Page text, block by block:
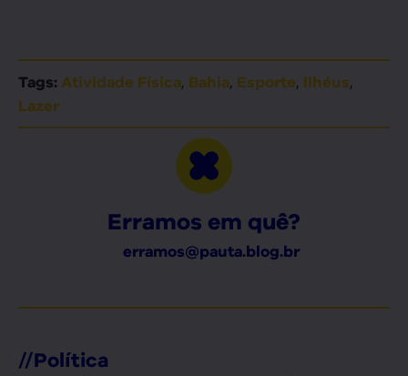
Tags: Atividade Física, Bahia, Esporte, Ilhéus,
Lazer
Erramos em quê?
erramos@pauta.blog.br
//Política